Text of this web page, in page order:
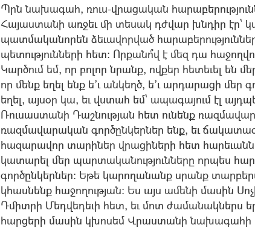
Պրն նախագահ, ռուս-վրացական
Հայաստանի առջեւ մի տեսակ դժվար խնդիր էր`
պատմականորեն ձեւավորված
պետությունների հետ: Որքանո՞վ է մեզ դա
Կարծում եմ, որ բոլոր նրանք, ովքեր հետեւել են
որ մենք եղել ենք ե’ւ անկեղծ, ե’ւ արդարացի մեր
եղել, այսօր կա, եւ վստահ եմ` ապագայում էլ
Ռուսաստանի Դաշնության հետ ունենք
ռազմավարական գործընկերներ ենք, եւ
հազարավոր տարիներ վրացիների հետ
կատարել մեր պարտականությունները որպես
գործընկերներ: Եթե կարողանանք սրանք
կհասնենք հաջողության: Ես այս ամենի մասին
Դմիտրի Մեդվեդեւի հետ, եւ մոտ ժամանակներս
հարցերի մասին կխոսեմ Վրաստանի նախագահի